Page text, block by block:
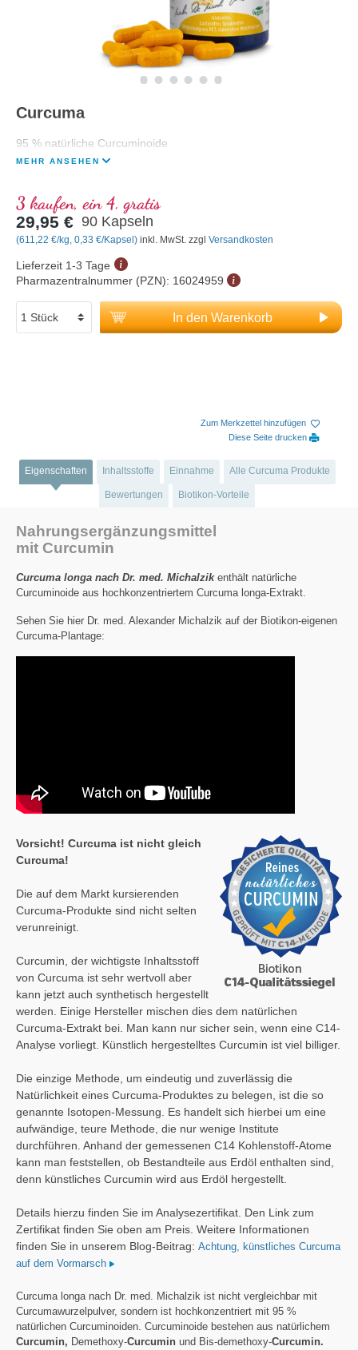
Curcuma
95 % natürliche Curcuminoide
MEHR ANSEHEN
3 kaufen, ein 4. gratis
29,95 € 90 Kapseln
(611,22 €/kg, 0,33 €/Kapsel) inkl. MwSt. zzgl Versandkosten
Lieferzeit 1-3 Tage
Pharmazentralnummer (PZN): 16024959
In den Warenkorb
Zum Merkzettel hinzufügen
Diese Seite drucken
Eigenschaften Inhaltsstoffe Einnahme Alle Curcuma Produkte
Bewertungen Biotikon-Vorteile
Nahrungsergänzungsmittel
mit Curcumin
Curcuma longa nach Dr. med. Michalzikenthält natürliche
Curcuminoide aus hochkonzentriertem Curcuma longa-Extrakt.
Sehen Sie hier Dr. med. Alexander Michalzik auf der Biotikon-eigenen
Curcuma-Plantage:
Vorsicht! Curcuma ist nicht gleich
Curcuma!
Die auf dem Markt kursierenden
Curcuma-Produkte sind nicht selten
verunreinigt.
Curcumin, der wichtigste Inhaltsstoff
von Curcuma ist sehr wertvoll aber
kann jetzt auch synthetisch hergestellt
werden. Einige Hersteller mischen dies dem natürlichen
Curcuma-Extrakt bei. Man kann nur sicher sein, wenn eine C14-
Analyse vorliegt. Künstlich hergestelltes Curcumin ist viel billiger.
Die einzige Methode, um eindeutig und zuverlässig die
Natürlichkeit eines Curcuma-Produktes zu belegen, ist die so
genannte Isotopen-Messung. Es handelt sich hierbei um eine
aufwändige, teure Methode, die nur wenige Institute
durchführen. Anhand der gemessenen C14 Kohlenstoff-Atome
kann man feststellen, ob Bestandteile aus Erdöl enthalten sind,
denn künstliches Curcumin wird aus Erdöl hergestellt.
Details hierzu finden Sie im Analysezertifikat. Den Link zum
Zertifikat finden Sie oben am Preis. Weitere Informationen
finden Sie in unserem Blog-Beitrag: Achtung, künstliches Curcuma
auf dem Vormarsch
Curcuma longa nach Dr. med. Michalzik ist nicht vergleichbar mit
Curcumawurzelpulver, sondern ist hochkonzentriert mit 95 %
natürlichen Curcuminoiden. Curcuminoide bestehen aus natürlichem
Curcumin, Demethoxy-Curcumin und Bis-demethoxy-Curcumin.